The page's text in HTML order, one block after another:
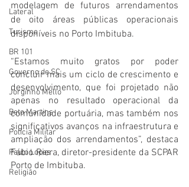
Lateral
Turismo
BR 101
Governo de SC
Jorginho Mello
Beto Martins
Polícia Militar
Paulo Lopes
Religião
modelagem de futuros arrendamentos
de oito áreas públicas operacionais
disponíveis no Porto Imbituba.
“Estamos muito gratos por poder
concluir mais um ciclo de crescimento e
desenvolvimento, que foi projetado não
apenas no resultado operacional da
comunidade portuária, mas também nos
significativos avanços na infraestrutura e
ampliação dos arrendamentos”, destaca
Fábio Riera, diretor-presidente da SCPAR
Porto de Imbituba.